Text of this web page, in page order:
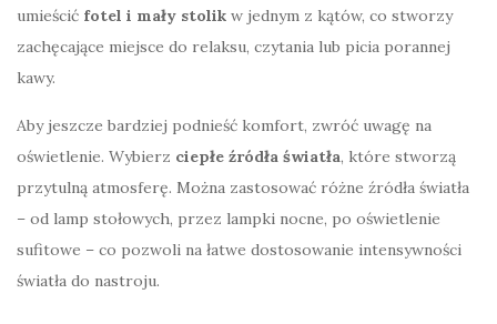
umieścić fotel i mały stolik w jednym z kątów, co stworzy
zachęcające miejsce do relaksu, czytania lub picia porannej
kawy.
Aby jeszcze bardziej podnieść komfort, zwróć uwagę na
oświetlenie. Wybierz ciepłe źródła światła, które stworzą
przytulną atmosferę. Można zastosować różne źródła światła
– od lamp stołowych, przez lampki nocne, po oświetlenie
sufitowe – co pozwoli na łatwe dostosowanie intensywności
światła do nastroju.